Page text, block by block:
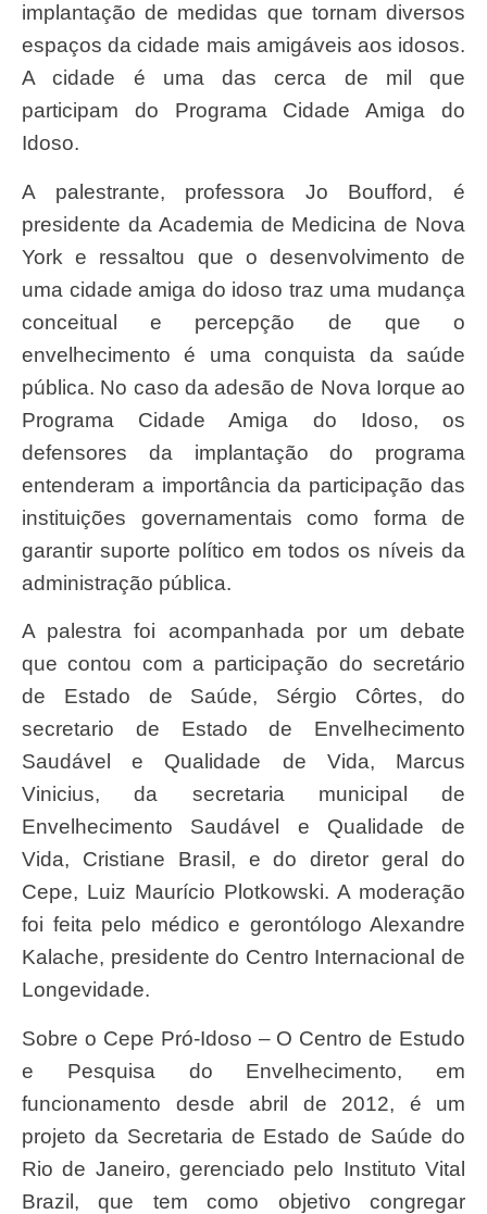
implantação de medidas que tornam diversos
espaços da cidade mais amigáveis aos idosos.
A cidade é uma das cerca de mil que
participam do Programa Cidade Amiga do
Idoso.
A palestrante, professora Jo Boufford, é
presidente da Academia de Medicina de Nova
York e ressaltou que o desenvolvimento de
uma cidade amiga do idoso traz uma mudança
conceitual e percepção de que o
envelhecimento é uma conquista da saúde
pública. No caso da adesão de Nova Iorque ao
Programa Cidade Amiga do Idoso, os
defensores da implantação do programa
entenderam a importância da participação das
instituições governamentais como forma de
garantir suporte político em todos os níveis da
administração pública.
A palestra foi acompanhada por um debate
que contou com a participação do secretário
de Estado de Saúde, Sérgio Côrtes, do
secretario de Estado de Envelhecimento
Saudável e Qualidade de Vida, Marcus
Vinicius, da secretaria municipal de
Envelhecimento Saudável e Qualidade de
Vida, Cristiane Brasil, e do diretor geral do
Cepe, Luiz Maurício Plotkowski. A moderação
foi feita pelo médico e gerontólogo Alexandre
Kalache, presidente do Centro Internacional de
Longevidade.
Sobre o Cepe Pró-Idoso – O Centro de Estudo
e Pesquisa do Envelhecimento, em
funcionamento desde abril de 2012, é um
projeto da Secretaria de Estado de Saúde do
Rio de Janeiro, gerenciado pelo Instituto Vital
Brazil, que tem como objetivo congregar